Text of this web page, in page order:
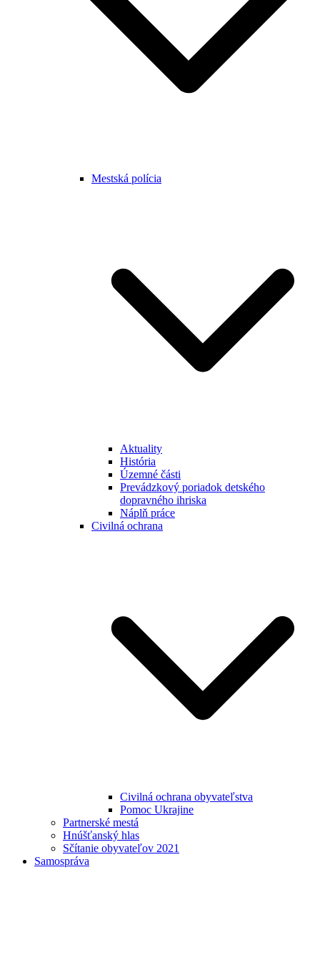
Mestská polícia
Aktuality
História
Územné části
Prevádzkový poriadok detského
dopravného ihriska
Náplň práce
Civilná ochrana
Civilná ochrana obyvateľstva
Pomoc Ukrajine
Partnerské mestá
Hnúšťanský hlas
Sčítanie obyvateľov 2021
Samospráva